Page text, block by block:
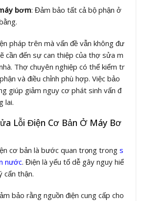
bơm: Đảm bảo tất cả bộ phận ở
pháp trên mà vấn đề vẫn không đư
cần đến sự can thiệp của thợ sửa m
Thợ chuyên nghiệp có thể kiểm tr
và điều chỉnh phù hợp. Việc bảo
giúp giảm nguy cơ phát sinh vấn đ
lai.
Lỗi Điện Cơ Bản Ở Máy Bơ
cơ bản là bước quan trọng trong s
nước. Điện là yếu tố dễ gây nguy hiể
cẩn thận.
bảo rằng nguồn điện cung cấp cho